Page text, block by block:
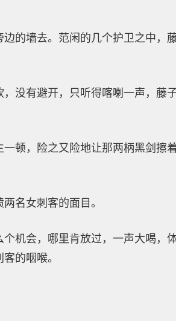
的墙去。范闲的几个护卫之中，
没有避开，只听得喀喇一声，藤
顿，险之又险地让那两柄黑剑擦
名女刺客的面目。
机会，哪里肯放过，一声大喝，
的咽喉。